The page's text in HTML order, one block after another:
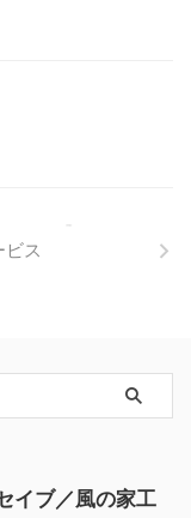
ビス
イブ／風の家工